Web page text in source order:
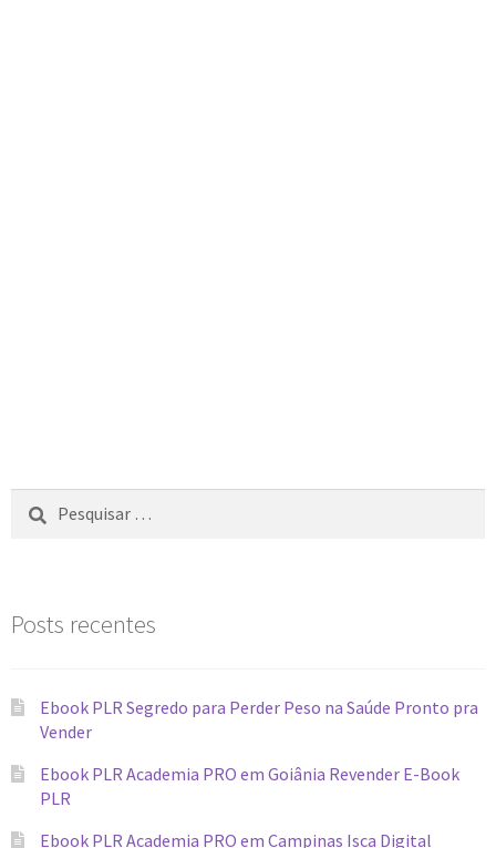
Posts recentes
Ebook PLR Segredo para Perder Peso na Saúde Pronto pra
Vender
Ebook PLR Academia PRO em Goiânia Revender E-Book
PLR
Ebook PLR Academia PRO em Campinas Isca Digital